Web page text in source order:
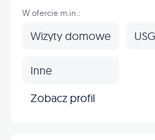
W ofercie m.in.:
Wizyty domowe
Inne
Zobacz profil